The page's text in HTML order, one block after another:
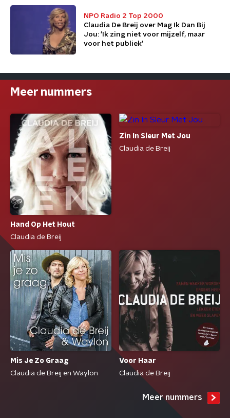
NPO Radio 2 Top 2000
Claudia De Breij over Mag Ik Dan Bij
Jou: 'Ik zing niet voor mijzelf, maar
voor het publiek'
Meer nummers
Hand Op Het Hout
Claudia de Breij
Zin In Sleur Met Jou
Claudia de Breij
Mis Je Zo Graag
Claudia de Breij en Waylon
Voor Haar
Claudia de Breij
Meer nummers